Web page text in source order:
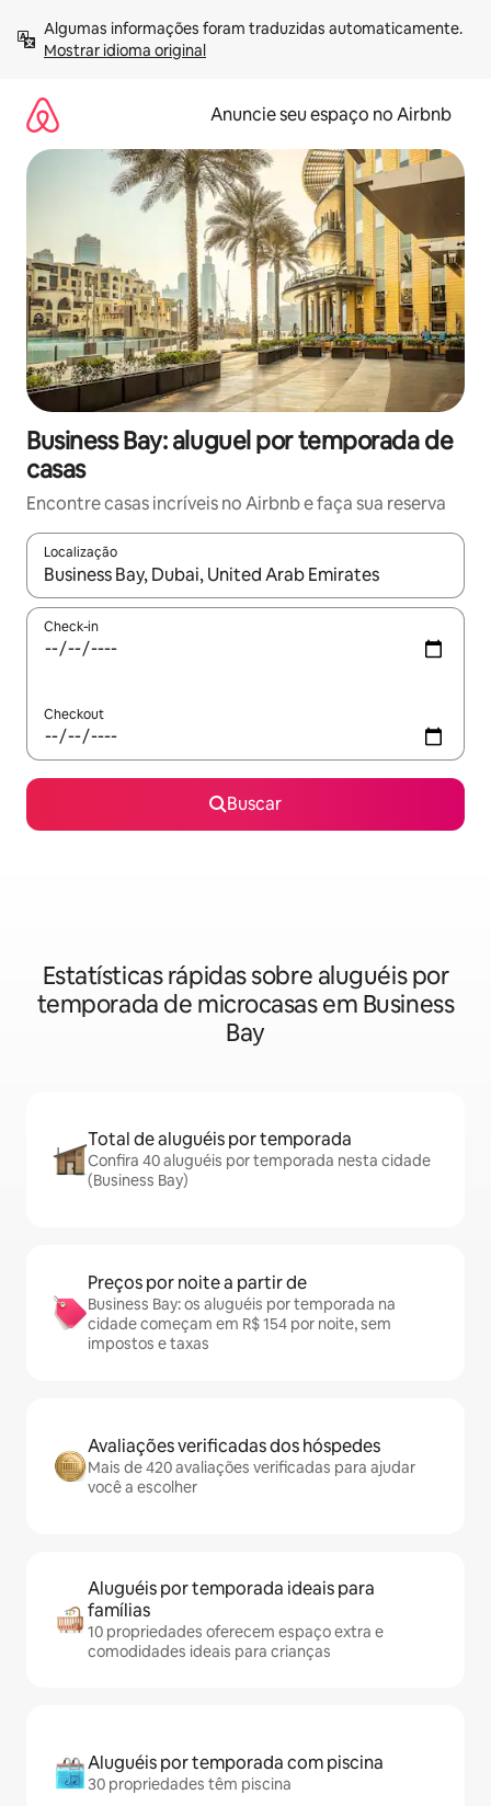
para
Mostrar idioma original
Anuncie seu espaço no Airbnb
Business Bay: aluguel por temporada de
casas
Encontre casas incríveis no Airbnb e faça sua reserva
Localização
Quando os resultados estiverem disponíveis, explore-os
Check-in
Checkout
Buscar
Estatísticas rápidas sobre aluguéis por
temporada de microcasas em Business
Bay
Total de aluguéis por temporada
Confira 40 aluguéis por temporada nesta cidade
(Business Bay)
Preços por noite a partir de
Business Bay: os aluguéis por temporada na
cidade começam em R$ 154 por noite, sem
impostos e taxas
Avaliações verificadas dos hóspedes
Mais de 420 avaliações verificadas para ajudar
você a escolher
Aluguéis por temporada ideais para
famílias
10 propriedades oferecem espaço extra e
comodidades ideais para crianças
Aluguéis por temporada com piscina
30 propriedades têm piscina